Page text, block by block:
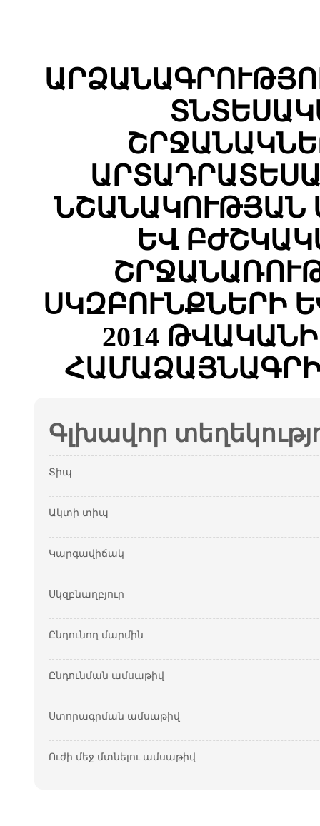
ՆՇԱՆԱԿՈՒԹՅԱՆ
ԵՎ
ՍԿԶԲՈՒՆՔՆԵՐԻ
2014
Գլխավոր
Տիպ
Ակտի տիպ
Կարգավիճակ
Սկզբնաղբյուր
Ընդունող մարմին
Ընդունման ամսաթիվ
Ստորագրման ամսաթիվ
Ուժի մեջ մտնելու ամսաթիվ